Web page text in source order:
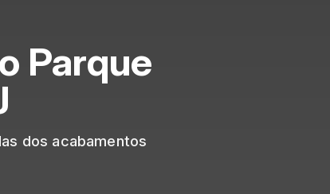
Parque
dos acabamentos